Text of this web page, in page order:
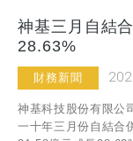
神基三月自結
28.63%
財務新聞
神基科技股份有限公
一十年三月份自結合